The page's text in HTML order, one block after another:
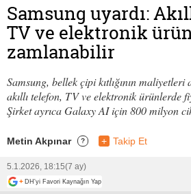
Samsung uyardı:
TV ve elektronik
zamlanabilir
Samsung, bellek çipi kıtlığının maliyetleri
akıllı telefon, TV ve elektronik ürünlerde
Şirket ayrıca Galaxy AI için 800 milyon
Metin Akpınar ? + Takip Et
5.1.2026, 18:15(7 ay)
+ DH'yi Favori Kaynağın Yap